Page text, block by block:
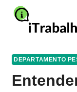
Pular
para
DEPARTAMENTO